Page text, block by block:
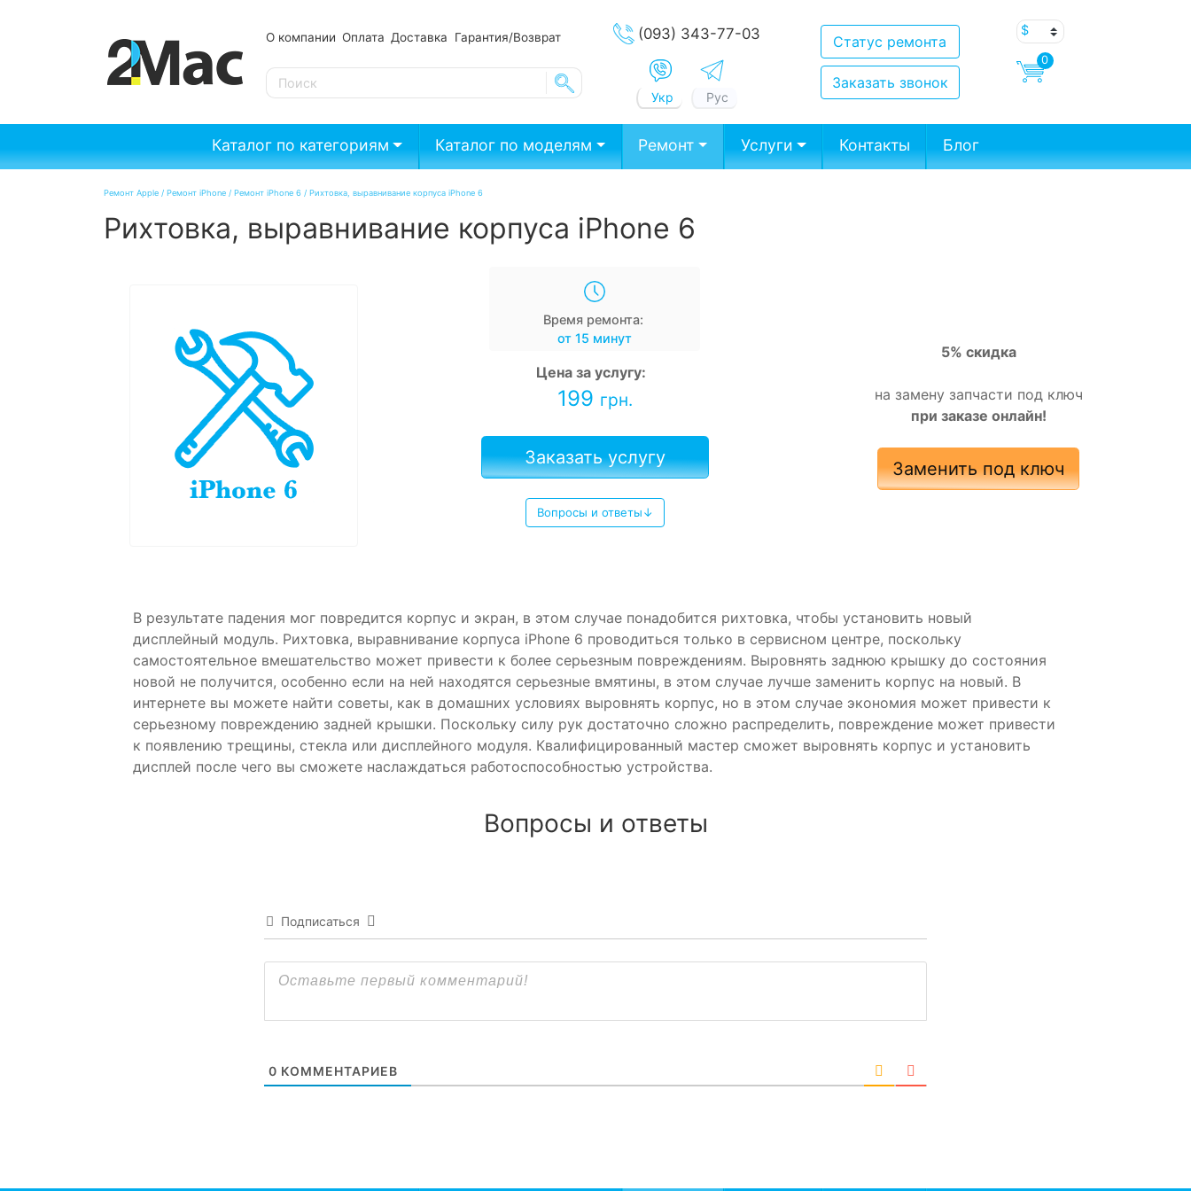
О компании Оплата Доставка Гарантия/Возврат
SE
(093) 343-77-03
Укр Рус
Статус ремонта
Заказать звонок
0
Каталог по категориям Каталог по моделям Ремонт Услуги Контакты Блог
Ремонт Apple / Ремонт iPhone / Ремонт iPhone 6 / Рихтовка, выравнивание корпуса iPhone 6
Рихтовка, выравнивание корпуса iPhone 6
Время ремонта:
от 15 минут
Цена за услугу:
199 грн.
Заказать услугу
Вопросы и ответы↓
5% скидка
на замену запчасти под ключ
при заказе онлайн!
Заменить под ключ
В результате падения мог повредится корпус и экран, в этом случае понадобится рихтовка, чтобы установить новый
дисплейный модуль. Рихтовка, выравнивание корпуса iPhone 6 проводиться только в сервисном центре, поскольку
самостоятельное вмешательство может привести к более серьезным повреждениям. Выровнять заднюю крышку до состояния
новой не получится, особенно если на ней находятся серьезные вмятины, в этом случае лучше заменить корпус на новый. В
интернете вы можете найти советы, как в домашних условиях выровнять корпус, но в этом случае экономия может привести к
серьезному повреждению задней крышки. Поскольку силу рук достаточно сложно распределить, повреждение может привести
к появлению трещины, стекла или дисплейного модуля. Квалифицированный мастер сможет выровнять корпус и установить
дисплей после чего вы сможете наслаждаться работоспособностью устройства.
Вопросы и ответы
Подписаться
0 КОММЕНТАРИЕВ